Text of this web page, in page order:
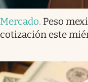
Mercado. Peso
cotización este